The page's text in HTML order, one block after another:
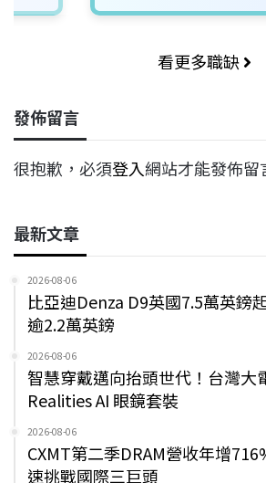
看更多職缺
發佈留言
很抱歉，必須登入網站才能發佈留
最新文章
2026-08-06
比亞迪Denza D9英國7.5萬英鎊
逾2.2萬英鎊
2026-08-06
智慧穿戴邁向抬頭世代！台灣大
Realities AI 眼鏡套裝
2026-08-06
CXMT第二季DRAM營收年增
速挑戰國際三巨頭